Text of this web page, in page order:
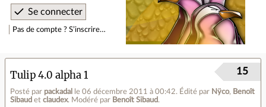
Pas de compte ? S’inscrire…
Tulip 4.0 alpha 1
Posté par packadal le 06 décembre 2011 à 00:42. Édité par Nÿco, Benoît
Sibaud et claudex. Modéré par Benoît Sibaud.
15